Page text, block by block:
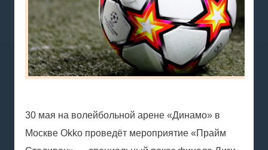
30 мая на волейбольной арене «Динамо» в
Москве Okko проведёт мероприятие «Прайм